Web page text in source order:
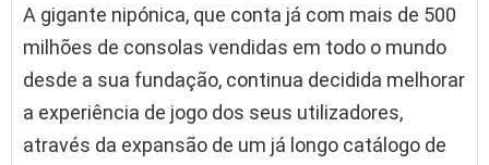
A gigante nipónica, que conta já com mais de 500
milhões de consolas vendidas em todo o mundo
desde a sua fundação, continua decidida melhorar
a experiência de jogo dos seus utilizadores,
através da expansão de um já longo catálogo de